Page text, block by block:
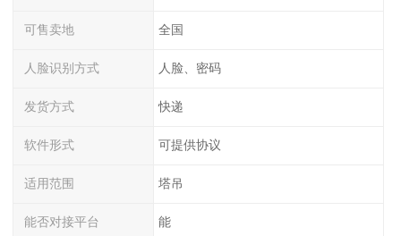
可售卖地 全国
人脸识别方式 人脸、密码
发货方式 快递
软件形式 可提供协议
适用范围 塔吊
能否对接平台 能